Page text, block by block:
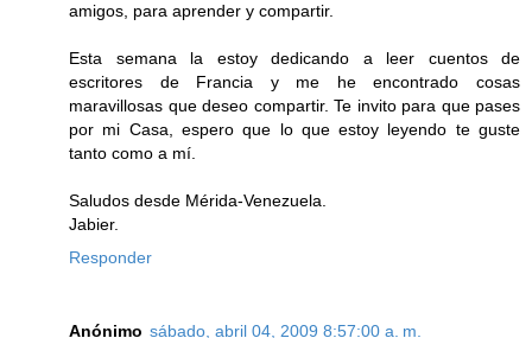
amigos, para aprender y compartir.
Esta semana la estoy dedicando a leer cuentos de
escritores de Francia y me he encontrado cosas
maravillosas que deseo compartir. Te invito para que pases
por mi Casa, espero que lo que estoy leyendo te guste
tanto como a mí.
Saludos desde Mérida-Venezuela.
Jabier.
Responder
Anónimo sábado, abril 04, 2009 8:57:00 a. m.